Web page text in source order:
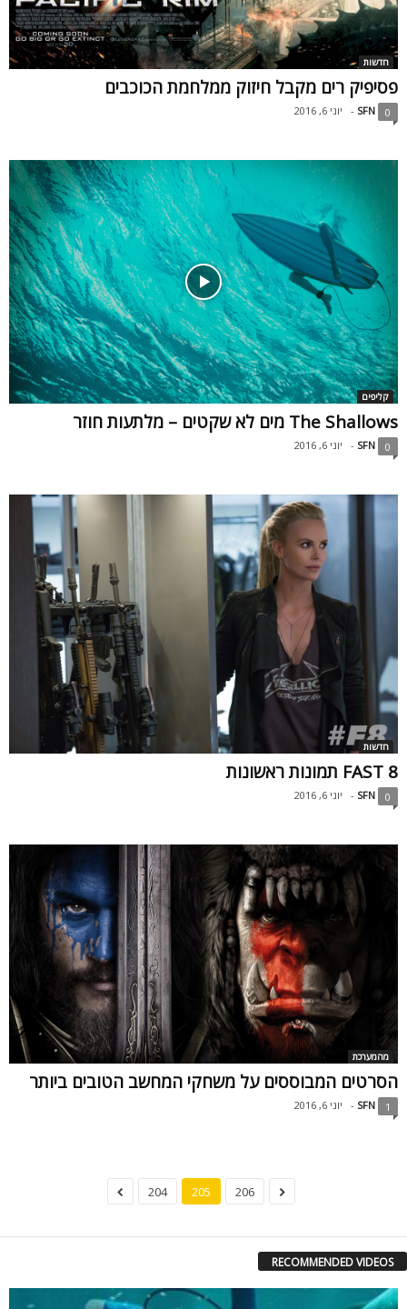
חדשות
פסיפיק רים מקבל חיזוק ממלחמת הכוכבים
SFN
- יוני 6, 2016 0
קליפים
The Shallows מים לא שקטים – מלתעות חוזר
SFN
- יוני 6, 2016 0
חדשות
FAST 8 תמונות ראשונות
SFN
- יוני 6, 2016 0
מהמערכת
הסרטים המבוססים על משחקי המחשב הטובים ביותר
SFN
- יוני 6, 2016 1
204 205 206
RECOMMENDED VIDEOS